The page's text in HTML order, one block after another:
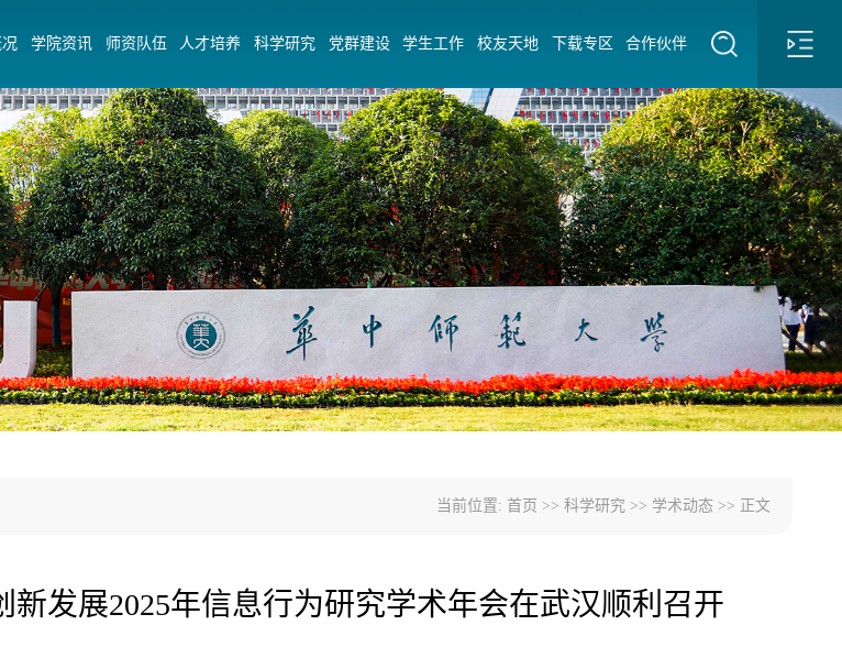
学院资讯 师资队伍 人才培养 科学研究 党群建设 学生工作 校友天地 下载专区 合作伙伴
当前位置: 首页 >>科学研究 >> 学术动态 >> 正文
新发展2025年信息行为研究学术年会在武汉顺利召开